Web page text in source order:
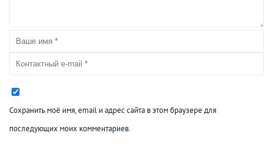
Сохранить моё имя, email и адрес сайта в этом браузере для
последующих моих комментариев.